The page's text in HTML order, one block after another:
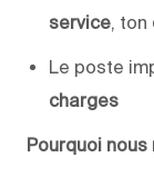
service, ton
Le poste
charges
Pourquoi nous